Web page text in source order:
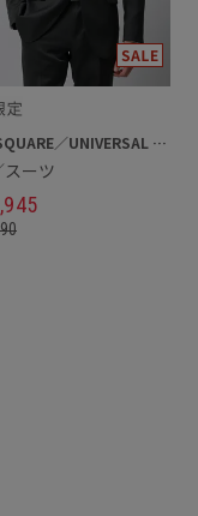
SUIT SQUARE／UNIVERSAL LANGUAGE
ーツ